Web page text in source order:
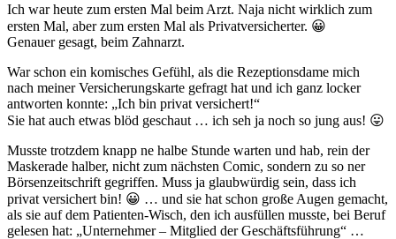
Ich war heute zum ersten Mal beim Arzt. Naja nicht wirklich zum
ersten Mal, aber zum ersten Mal als Privatversicherter. 😀
Genauer gesagt, beim Zahnarzt.
War schon ein komisches Gefühl, als die Rezeptionsdame mich
nach meiner Versicherungskarte gefragt hat und ich ganz locker
antworten konnte: „Ich bin privat versichert!“
Sie hat auch etwas blöd geschaut … ich seh ja noch so jung aus! 😛
Musste trotzdem knapp ne halbe Stunde warten und hab, rein der
Maskerade halber, nicht zum nächsten Comic, sondern zu so ner
Börsenzeitschrift gegriffen. Muss ja glaubwürdig sein, dass ich
privat versichert bin! 😀 … und sie hat schon große Augen gemacht,
als sie auf dem Patienten-Wisch, den ich ausfüllen musste, bei Beruf
gelesen hat: „Unternehmer – Mitglied der Geschäftsführung“ …